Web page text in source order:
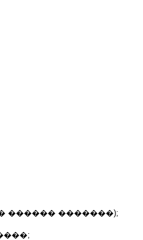
������ �������);